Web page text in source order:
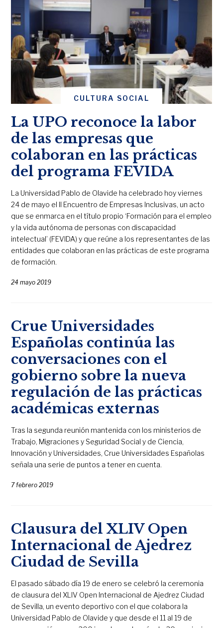
CULTURA SOCIAL
La UPO reconoce la labor
de las empresas que
colaboran en las prácticas
del programa FEVIDA
La Universidad Pablo de Olavide ha celebrado hoy viernes
24 de mayo el II Encuentro de Empresas Inclusivas, un acto
que se enmarca en el título propio ‘Formación para el empleo
y la vida autónoma de personas con discapacidad
intelectual’ (FEVIDA) y que reúne a los representantes de las
entidades que colaboran en las prácticas de este programa
de formación.
24 mayo 2019
Crue Universidades
Españolas continúa las
conversaciones con el
gobierno sobre la nueva
regulación de las prácticas
académicas externas
Tras la segunda reunión mantenida con los ministerios de
Trabajo, Migraciones y Seguridad Social y de Ciencia,
Innovación y Universidades, Crue Universidades Españolas
señala una serie de puntos a tener en cuenta.
7 febrero 2019
Clausura del XLIV Open
Internacional de Ajedrez
Ciudad de Sevilla
El pasado sábado día 19 de enero se celebró la ceremonia
de clausura del XLIV Open Internacional de Ajedrez Ciudad
de Sevilla, un evento deportivo con el que colabora la
Universidad Pablo de Olavide y que desde el 11 al 19 de